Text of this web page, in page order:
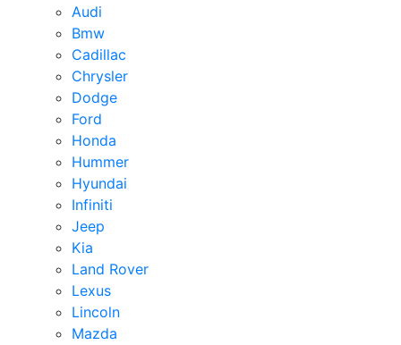
Audi
Bmw
Cadillac
Chrysler
Dodge
Ford
Honda
Hummer
Hyundai
Infiniti
Jeep
Kia
Land Rover
Lexus
Lincoln
Mazda